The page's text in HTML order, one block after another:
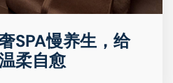
SPA慢养生，给
柔自愈